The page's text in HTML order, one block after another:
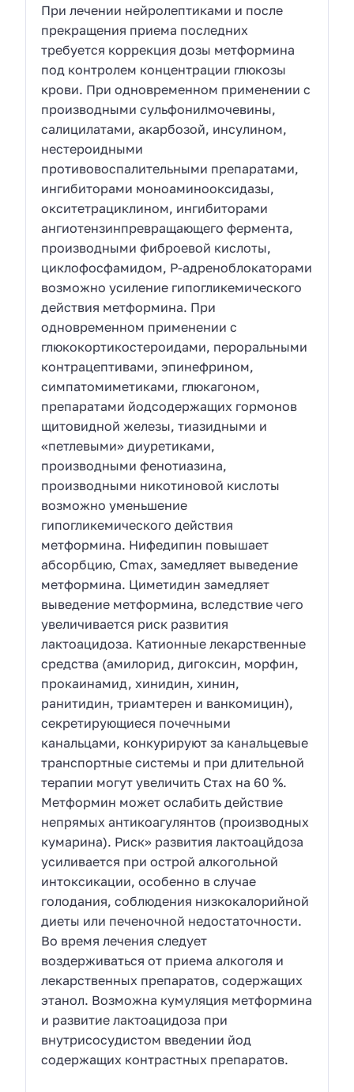
При лечении нейролептиками и после
прекращения приема последних
требуется коррекция дозы метформина
под контролем концентрации глюкозы
крови. При одновременном применении с
производными сульфонилмочевины,
салицилатами, акарбозой, инсулином,
нестероидными
противовоспалительными препаратами,
ингибиторами моноаминооксидазы,
окситетрациклином, ингибиторами
ангиотензинпревращающего фермента,
производными фиброевой кислоты,
циклофосфамидом, Р-адреноблокаторами
возможно усиление гипогликемического
действия метформина. При
одновременном применении с
глюкокортикостероидами, пероральными
контрацептивами, эпинефрином,
симпатомиметиками, глюкагоном,
препаратами йодсодержащих гормонов
щитовидной железы, тиазидными и
«петлевыми» диуретиками,
производными фенотиазина,
производными никотиновой кислоты
возможно уменьшение
гипогликемического действия
метформина. Нифедипин повышает
абсорбцию, Сmах, замедляет выведение
метформина. Циметидин замедляет
выведение метформина, вследствие чего
увеличивается риск развития
лактоацидоза. Катионные лекарственные
средства (амилорид, дигоксин, морфин,
прокаинамид, хинидин, хинин,
ранитидин, триамтерен и ванкомицин),
секретирующиеся почечными
канальцами, конкурируют за канальцевые
транспортные системы и при длительной
терапии могут увеличить Стах на 60 %.
Метформин может ослабить действие
непрямых антикоагулянтов (производных
кумарина). Риск» развития лактоацйдоза
усиливается при острой алкогольной
интоксикации, особенно в случае
голодания, соблюдения низкокалорийной
диеты или печеночной недостаточности.
Во время лечения следует
воздерживаться от приема алкоголя и
лекарственных препаратов, содержащих
этанол. Возможна кумуляция метформина
и развитие лактоацидоза при
внутрисосудистом введении йод
содержащих контрастных препаратов.